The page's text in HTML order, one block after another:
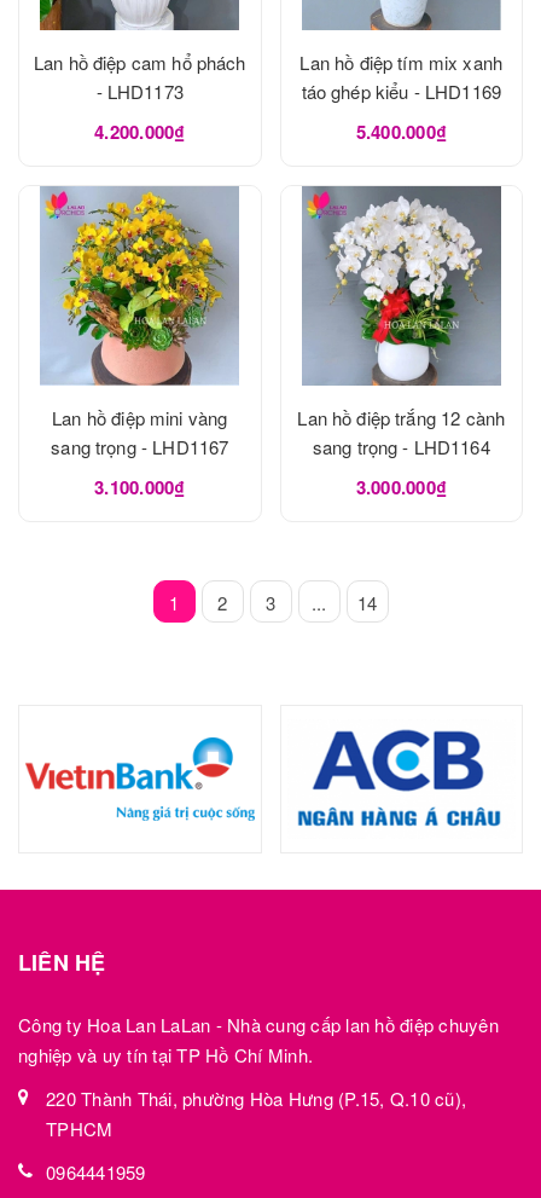
Lan hồ điệp cam hổ phách
- LHD1173
4.200.000₫
Lan hồ điệp tím mix xanh
táo ghép kiểu - LHD1169
5.400.000₫
Lan hồ điệp mini vàng
sang trọng - LHD1167
3.100.000₫
Lan hồ điệp trắng 12 cành
sang trọng - LHD1164
3.000.000₫
1 2 3 ... 14
LIÊN HỆ
Công ty Hoa Lan LaLan - Nhà cung cấp lan hồ điệp chuyên
nghiệp và uy tín tại TP Hồ Chí Minh.
220 Thành Thái, phường Hòa Hưng (P.15, Q.10 cũ),
TPHCM
0964441959